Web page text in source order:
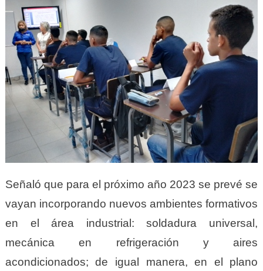
Señaló que para el próximo año 2023 se prevé se
vayan incorporando nuevos ambientes formativos
en el área industrial: soldadura universal,
mecánica en refrigeración y aires
acondicionados; de igual manera, en el plano